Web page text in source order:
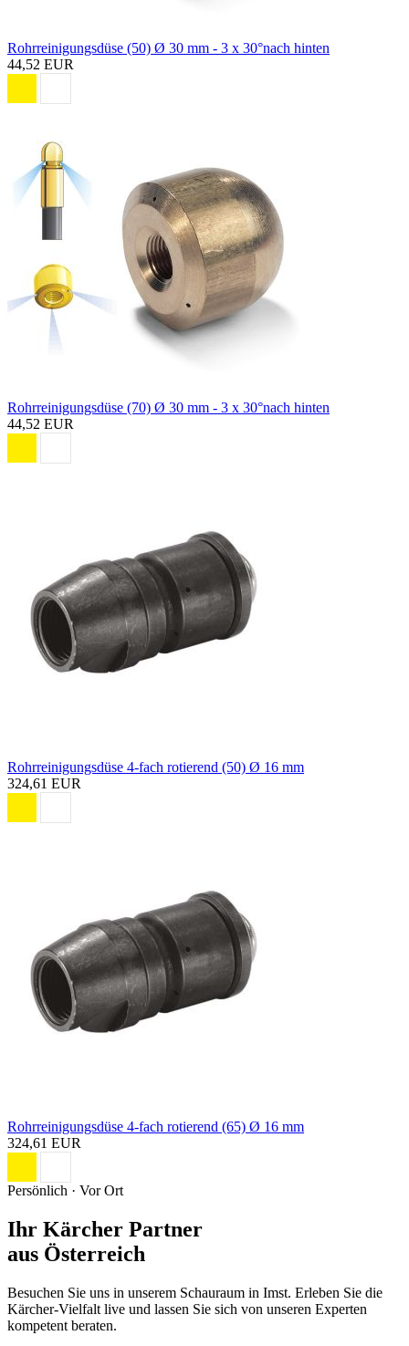
Rohrreinigungsdüse (50) Ø 30 mm - 3 x 30°nach hinten
44,52 EUR
Rohrreinigungsdüse (70) Ø 30 mm - 3 x 30°nach hinten
44,52 EUR
Rohrreinigungsdüse 4-fach rotierend (50) Ø 16 mm
324,61 EUR
Rohrreinigungsdüse 4-fach rotierend (65) Ø 16 mm
324,61 EUR
Persönlich · Vor Ort
Ihr Kärcher Partner
aus Österreich
Besuchen Sie uns in unserem Schauraum in Imst. Erleben Sie die
Kärcher-Vielfalt live und lassen Sie sich von unseren Experten
kompetent beraten.